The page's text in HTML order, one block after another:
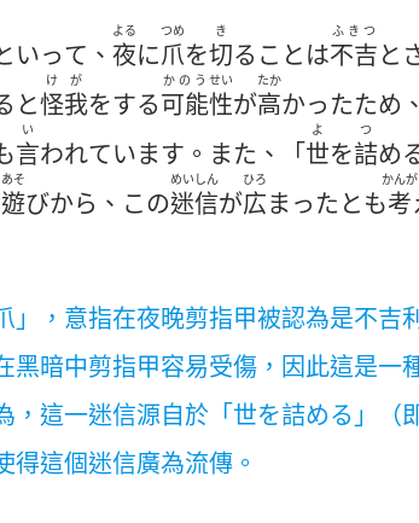
いって、 夜
よる
に爪
つめ
を切
き
ることは不吉
ふきつ
と
と怪我
けが
をする可能
かのう
性
せい
が高
たか
かったため
言
い
われています。また、「世
よ
を詰
つ
め
遊
あそ
びから、この迷信
めいしん
が広
ひろ
まったとも考
かんが
，意指在夜晚剪指甲被認為是不吉
黑暗中剪指甲容易受傷，因此這是一
，這一迷信源自於「世を詰める」（
這個迷信廣為流傳。